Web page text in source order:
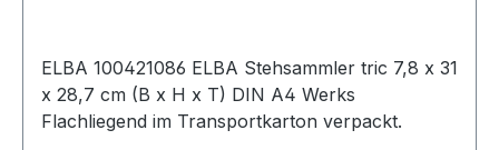
ELBA 100421086 ELBA Stehsammler tric 7,8 x 31
x 28,7 cm (B x H x T) DIN A4 Werks
Flachliegend im Transportkarton verpackt.